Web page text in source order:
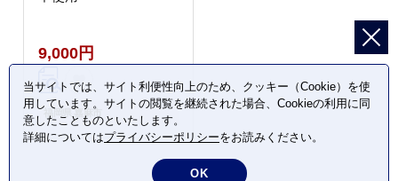
9,000円
福岡県 嘉麻市
当サイトでは、サイト利便性向上のため、クッキー（Cookie）を使
用しています。サイトの閲覧を継続された場合、Cookieの利用に同
意したことものといたします。
詳細についてはプライバシーポリシーをお読みください。
OK